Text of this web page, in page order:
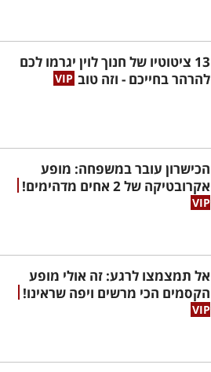
13 ציטוטיו של חנוך לוין יגרמו לכם
להרהר בחייכם - וזה טוב
הכישרון עובר במשפחה: מופע
אקרובטיקה של 2 אחים מדהימים!
אל תמצמצו לרגע: זה אולי מופע
הקסמים הכי מרשים ויפה שראינו!